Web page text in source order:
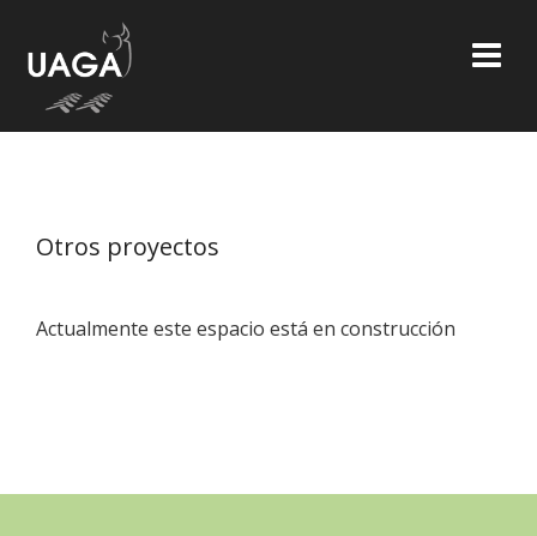
content
Otros proyectos
Actualmente este espacio está en construcción